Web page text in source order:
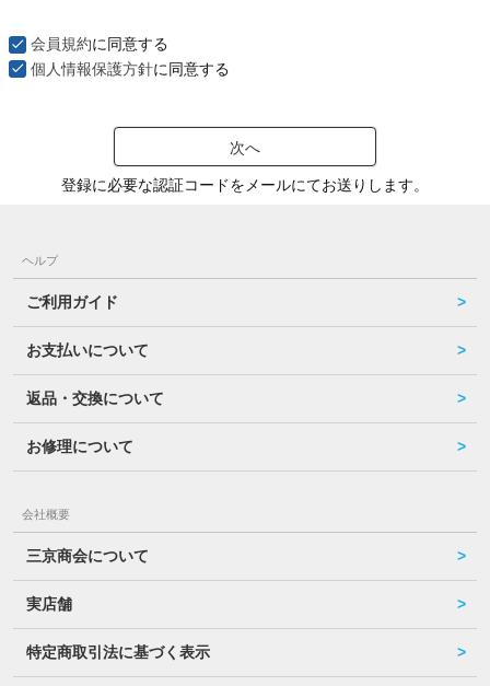
会員規約に同意する
個人情報保護方針に同意する
次へ
登録に必要な認証コードをメールにてお送りします。
ヘルプ
ご利用ガイド
お支払いについて
返品・交換について
お修理について
会社概要
三京商会について
実店舗
特定商取引法に基づく表示